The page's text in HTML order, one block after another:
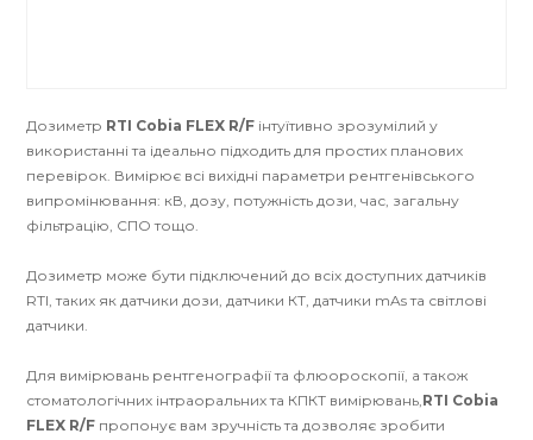
Дозиметр RTI Cobia FLEX R/F інтуїтивно зрозумілий у
використанні та ідеально підходить для простих планових
перевірок. Вимірює всі вихідні параметри рентгенівського
випромінювання: кВ, дозу, потужність дози, час, загальну
фільтрацію, СПО тощо.
Дозиметр може бути підключений до всіх доступних датчиків
RTI, таких як датчики дози, датчики КТ, датчики mAs та світлові
датчики.
Для вимірювань рентгенографії та флюороскопії, а також
стоматологічних інтраоральних та КПКТ вимірювань,RTI Cobia
FLEX R/F пропонує вам зручність та дозволяє зробити